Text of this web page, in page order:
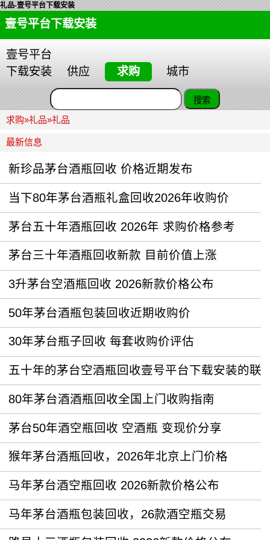
礼品-壹号平台下载安装
壹号平台下载安装
壹号平台
下载安装
供应 求购 城市
求购»礼品»礼品
最新信息
新珍品茅台酒瓶回收 价格近期发布
当下80年茅台酒瓶礼盒回收2026年收购价
茅台五十年酒瓶回收 2026年 求购价格参考
茅台三十年酒瓶回收新款 目前价值上涨
3升茅台空酒瓶回收 2026新款价格公布
50年茅台酒瓶包装回收近期收购价
30年茅台瓶子回收 每套收购价评估
五十年的茅台空酒瓶回收壹号平台下载安装的联
80年茅台酒酒瓶回收全国上门收购指南
茅台50年酒空瓶回收 空酒瓶 变现价分享
猴年茅台酒瓶回收，2026年北京上门价格
马年茅台酒空瓶回收 2026新款价格公布
马年茅台酒瓶包装回收，26款酒空瓶交易